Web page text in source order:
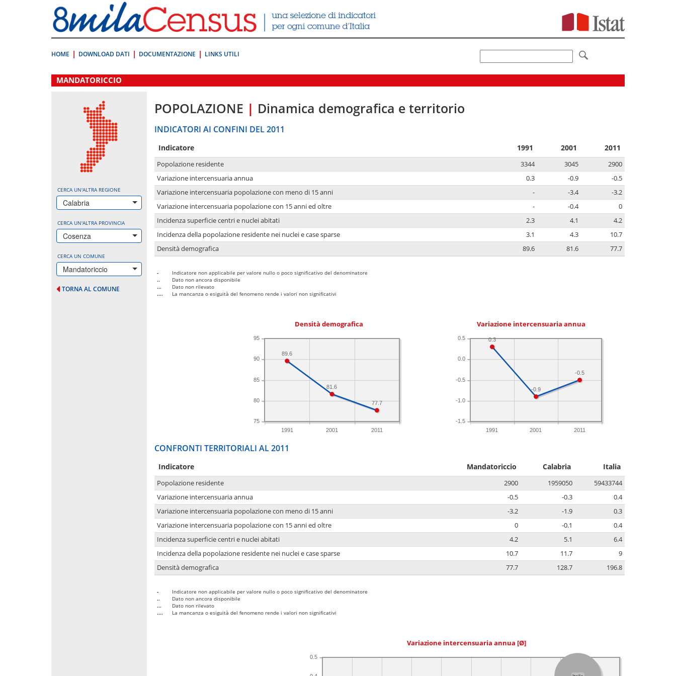
direttamente
a:
Contenuto
HOME DOWNLOAD DATI DOCUMENTAZIONE LINKS UTILI
.
MANDATORICCIO
CERCA UN'ALTRA REGIONE
Calabria
CERCA UN'ALTRA PROVINCIA
Cosenza
CERCA UN COMUNE
Mandatoriccio
TORNA AL COMUNE
POPOLAZIONE | Dinamica demografica e territorio
INDICATORI AI CONFINI DEL 2011
Indicatore 1991 2001 2011
Popolazione residente 3344 3045
2900
Variazione intercensuaria annua
0.3 -0.9
-0.5
Variazione intercensuaria popolazione con meno di 15 anni
- -3.4
-3.2
Variazione intercensuaria popolazione con 15 anni ed oltre
- -0.4
0
Incidenza superficie centri e nuclei abitati
2.3 4.1
4.2
Incidenza della popolazione residente nei nuclei e case sparse
3.1 4.3
10.7
Densità demografica
89.6 81.6 77.7
-
Indicatore non applicabile per valore nullo o poco significativo del denominatore
..
Dato non ancora disponibile
...
Dato non rilevato
....
La mancanza o esiguità del fenomeno rende i valori non significativi
Densità demografica
1991 2001 2011
75
80
85
90
95
77.7
81.6
89.6
Variazione intercensuaria annua
1991 2001 2011
-1.5
-1.0
-0.5
0.0
0.5
-0.5
-0.9
0.3
CONFRONTI TERRITORIALI AL 2011
Indicatore Mandatoriccio Calabria Italia
Popolazione residente 2900 1959050
59433744
Variazione intercensuaria annua
-0.5 -0.3
0.4
Variazione intercensuaria popolazione con meno di 15 anni
-3.2 -1.9
0.3
Variazione intercensuaria popolazione con 15 anni ed oltre
0 -0.1
0.4
Incidenza superficie centri e nuclei abitati
4.2 5.1
6.4
Incidenza della popolazione residente nei nuclei e case sparse
10.7 11.7
9
Densità demografica
77.7 128.7 196.8
-
Indicatore non applicabile per valore nullo o poco significativo del denominatore
..
Dato non ancora disponibile
...
Dato non rilevato
....
La mancanza o esiguità del fenomeno rende i valori non significativi
Variazione intercensuaria annua [Ø]
0.5